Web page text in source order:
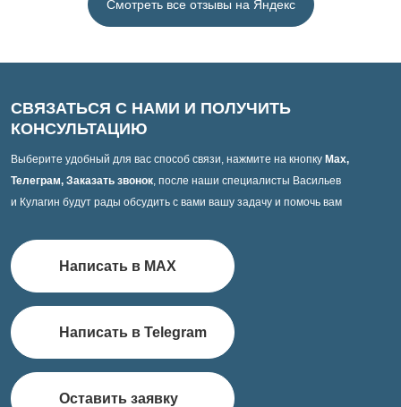
Смотреть все отзывы на Яндекс
СВЯЗАТЬСЯ С НАМИ И ПОЛУЧИТЬ
КОНСУЛЬТАЦИЮ
Выберите удобный для вас способ связи, нажмите на кнопку Max,
Телеграм, Заказать звонок, после наши специалисты Васильев
и Кулагин будут рады обсудить с вами вашу задачу и помочь вам
Написать в MAX
Написать в Telegram
Оставить заявку